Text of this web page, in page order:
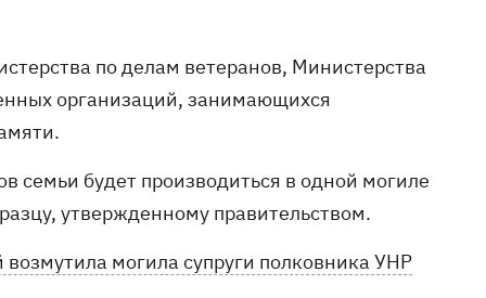
по делам ветеранов, Министерства
организаций, занимающихся
семьи будет производиться в одной могиле
утвержденному правительством.
возмутила могила супруги полковника УНР